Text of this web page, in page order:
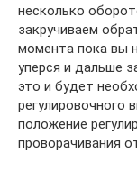
несколько
закручиваем
момента пока вы
уперся и дальше
это и будет
регулировочного
положение
проворачивания